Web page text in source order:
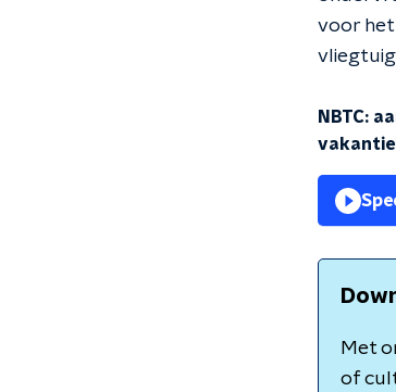
voor het
NBTC:
Met
of